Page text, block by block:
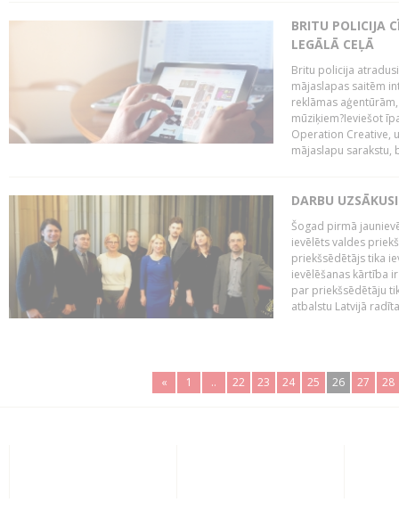
BRITU POLICIJA
LEGĀLĀ CEĻĀ
Britu policija
mājaslapas saitēm
reklāmas
mūziķiem?Ieviešot
Operation Creative,
mājaslapu sarakstu,
DARBU
Šogad pirmā
ievēlēts valdes
priekšsēdētājs tika
ievēlēšanas kārtība
par priekšsēdētāju
atbalstu Latvijā
« 1 .. 22 23 24 25 26 27 28